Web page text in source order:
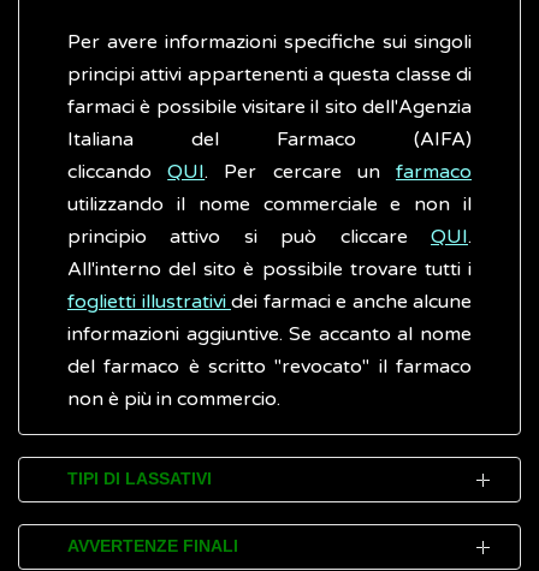
Per avere informazioni specifiche sui singoli
principi attivi appartenenti a questa classe di
farmaci è possibile visitare il sito dell'Agenzia
Italiana del Farmaco (AIFA)
cliccandoQUI. Per cercare unfarmaco
utilizzando il nome commerciale e non il
principio attivo si può cliccare QUI.
All'interno del sito è possibile trovare tutti i
foglietti illustrativi dei farmaci e anche alcune
informazioni aggiuntive. Se accanto al nome
del farmaco è scritto "revocato" il farmaco
non è più in commercio.
TIPI DI LASSATIVI
I lassativi non sono tutti uguali e vengono
AVVERTENZE FINALI